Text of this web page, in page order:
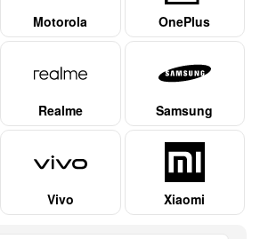
Motorola OnePlus
Realme Samsung
Vivo Xiaomi